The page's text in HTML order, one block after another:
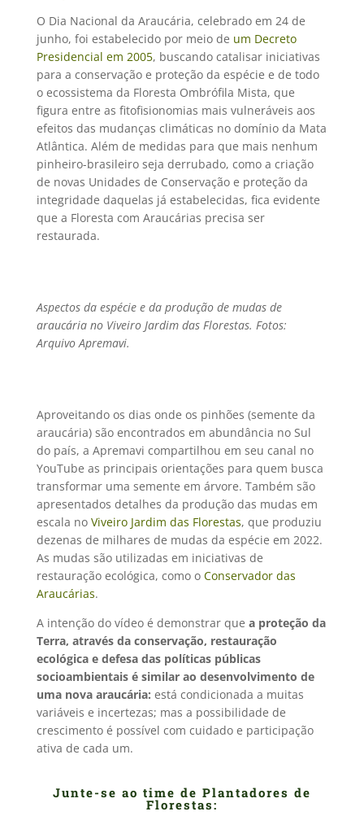
O Dia Nacional da Araucária, celebrado em 24 de
junho, foi estabelecido por meio de um Decreto
Presidencial em 2005, buscando catalisar iniciativas
para a conservação e proteção da espécie e de todo
o ecossistema da Floresta Ombrófila Mista, que
figura entre as fitofisionomias mais vulneráveis aos
efeitos das mudanças climáticas no domínio da Mata
Atlântica. Além de medidas para que mais nenhum
pinheiro-brasileiro seja derrubado, como a criação
de novas Unidades de Conservação e proteção da
integridade daquelas já estabelecidas, fica evidente
que a Floresta com Araucárias precisa ser
restaurada.
Aspectos da espécie e da produção de mudas de
araucária no Viveiro Jardim das Florestas. Fotos:
Arquivo Apremavi.
Aproveitando os dias onde os pinhões (semente da
araucária) são encontrados em abundância no Sul
do país, a Apremavi compartilhou em seu canal no
YouTube as principais orientações para quem busca
transformar uma semente em árvore. Também são
apresentados detalhes da produção das mudas em
escala no Viveiro Jardim das Florestas, que produziu
dezenas de milhares de mudas da espécie em 2022.
As mudas são utilizadas em iniciativas de
restauração ecológica, como o Conservador das
Araucárias.
A intenção do vídeo é demonstrar que a proteção da
Terra, através da conservação, restauração
ecológica e defesa das políticas públicas
socioambientais é similar ao desenvolvimento de
uma nova araucária: está condicionada a muitas
variáveis e incertezas; mas a possibilidade de
crescimento é possível com cuidado e participação
ativa de cada um.
Junte-se ao time de Plantadores de
Florestas: